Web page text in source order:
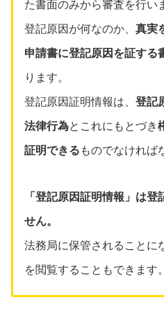
た書面のみから審査を行い
登記原因が何なのか、 真実
申請書に登記原因を証する
ります。
登記原因証明情報は、 登記
法律行為とこれにもとづき
証明できる ものでなければ
「登記原因証明情報」は
せん。
法務局に保管されることに
を閲覧することもできます。